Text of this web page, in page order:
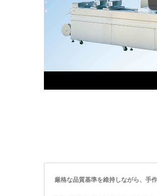
厳格な品質基準を維持しながら、手